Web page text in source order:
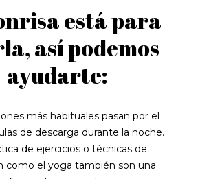
está para
así podemos
ayudarte:
más habituales pasan por el
de descarga durante la noche.
de ejercicios o técnicas de
como el yoga también son una